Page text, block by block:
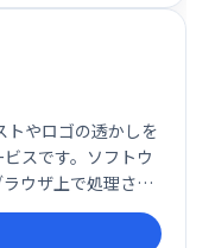
やロゴの透かしを
スです。ソフトウ
ウザ上で処理され
信されません。手